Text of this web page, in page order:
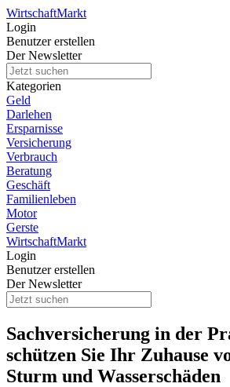
WirtschaftMarkt
Login
Benutzer erstellen
Der Newsletter
Kategorien
Geld
Darlehen
Ersparnisse
Versicherung
Verbrauch
Beratung
Geschäft
Familienleben
Motor
Gerste
WirtschaftMarkt
Login
Benutzer erstellen
Der Newsletter
Sachversicherung in der
schützen Sie Ihr Zuhause
Sturm und Wasserschäden